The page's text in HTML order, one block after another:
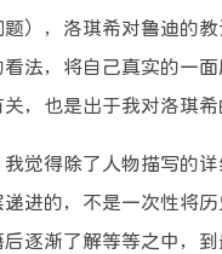
Roxy_Magic
题），洛琪希对鲁迪
法，将自己真实的一
，也是出于我对洛琪希
觉得除了人物描写的
进的，不是一次性将
逐渐了解等等之中，